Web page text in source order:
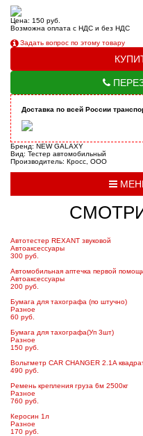
Цена: 150 руб.
Возможна оплата с НДС и без НДС
Задать вопрос по этому товару
Доставка по всей России
Бренд: NEW GALAXY
Вид: Тестер автомобильный
Производитель: Кросс, ООО
Автотестер REXANT звуковой
Автоаксессуары
300 руб.
Автомобильная аптечка первой
Автоаксессуары
200 руб.
Бумага для тахографа (по штучно)
Разное
60 руб.
Бумага для тахографа(Уп 3шт)
Разное
150 руб.
Вольтметр CAR CHANGER 2.1A
490 руб.
Ремень крепления груза 6м 2500кг
Разное
760 руб.
Керосин 1л
Разное
170 руб.